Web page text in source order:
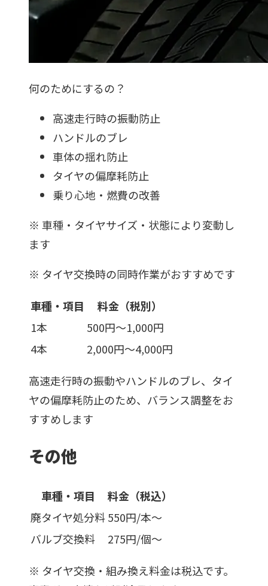
何のためにするの？
高速走行時の振動防止
ハンドルのブレ
車体の揺れ防止
タイヤの偏摩耗防止
乗り心地・燃費の改善
※ 車種・タイヤサイズ・状態により変動し
ます
※ タイヤ交換時の同時作業がおすすめです
車種・項目 料金（税別）
1本
500円〜1,000円
4本
2,000円〜4,000円
高速走行時の振動やハンドルのブレ、タイ
ヤの偏摩耗防止のため、バランス調整をお
すすめします
その他
車種・項目 料金（税込）
廃タイヤ処分料550円/本〜
バルブ交換料
275円/個〜
※ タイヤ交換・組み換え料金は税込です。